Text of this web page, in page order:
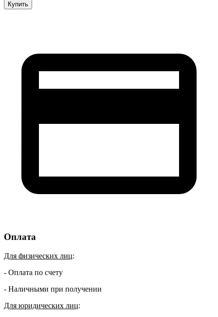
Купить
Оплата
Для физических лиц:
- Оплата по счету
- Наличными при получении
Для юридических лиц: